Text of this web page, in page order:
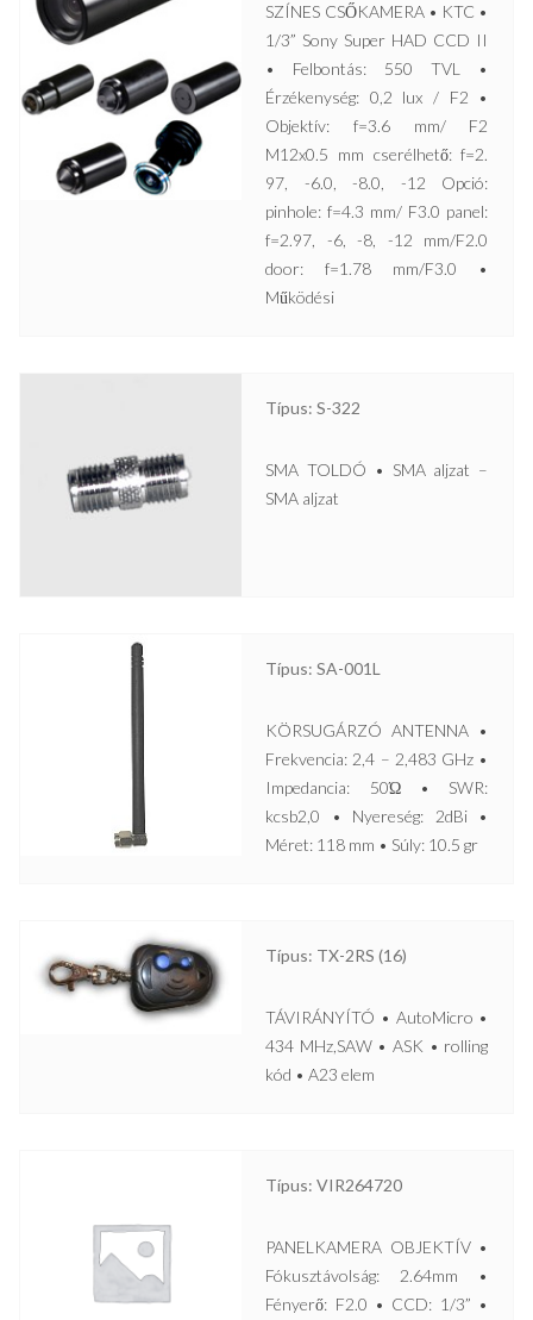
SZÍNES CSŐKAMERA • KTC •
1/3” Sony Super HAD CCD II
• Felbontás: 550 TVL •
Érzékenység: 0,2 lux / F2 •
Objektív: f=3.6 mm/ F2
M12x0.5 mm cserélhető: f=2.
97, -6.0, -8.0, -12 Opció:
pinhole: f=4.3 mm/ F3.0 panel:
f=2.97, -6, -8, -12 mm/F2.0
door: f=1.78 mm/F3.0 •
Működési
Típus: S-322
SMA TOLDÓ • SMA aljzat –
SMA aljzat
Típus: SA-001L
KÖRSUGÁRZÓ ANTENNA •
Frekvencia: 2,4 – 2,483 GHz •
Impedancia: 50Ώ • SWR:
kcsb2,0 • Nyereség: 2dBi •
Méret: 118 mm • Súly: 10.5 gr
Típus: TX-2RS (16)
TÁVIRÁNYÍTÓ • AutoMicro •
434 MHz,SAW • ASK • rolling
kód • A23 elem
Típus: VIR264720
PANELKAMERA OBJEKTÍV •
Fókusztávolság: 2.64mm •
Fényerő: F2.0 • CCD: 1/3” •